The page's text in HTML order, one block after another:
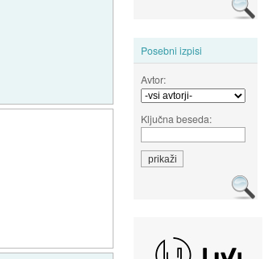
Posebni izpisi
Avtor:
Ključna beseda: